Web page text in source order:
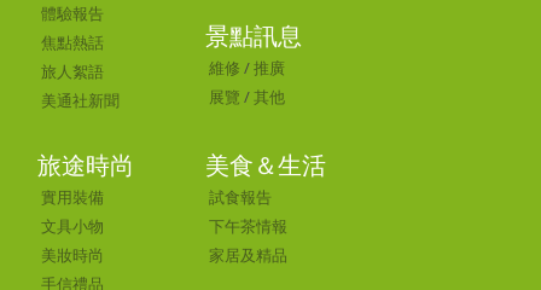
體驗報告
焦點熱話
旅人絮語
美通社新聞
景點訊息
維修 /推廣
展覽 /其他
旅途時尚
實用裝備
文具小物
美妝時尚
手信禮品
美食＆生活
試食報告
下午茶情報
家居及精品